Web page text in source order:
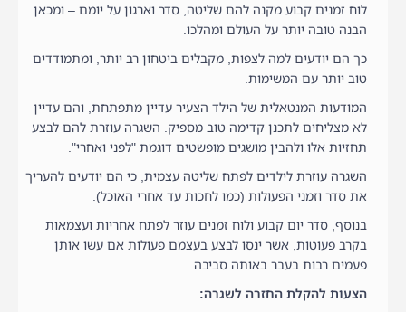
לוח זמנים קבוע מקנה להם שליטה, סדר וארגון על יומם – ומכאן
הבנה טובה יותר על העולם ומהלכו.
כך הם יודעים למה לצפות, מקבלים ביטחון רב יותר, ומתמודדים
טוב יותר עם המשימות.
המודעות המנטאלית של הילד הצעיר עדיין מתפתחת, והם עדיין
לא מצליחים לתכנן קדימה טוב מספיק. השגרה עוזרת להם לבצע
תחזיות אלו ולהבין מושגים מופשטים דוגמת "לפני ואחרי".
השגרה עוזרת לילדים לפתח שליטה עצמית, כי הם יודעים להעריך
את סדר וזמני הפעולות (כמו לחכות עד אחרי האוכל).
בנוסף, סדר יום קבוע ולוח זמנים עוזר לפתח אחריות ועצמאות
בקרב פעוטות, אשר ינסו לבצע בעצמם פעולות אם עשו אותן
פעמים רבות בעבר באותה סביבה.
הצעות להקלת החזרה לשגרה: